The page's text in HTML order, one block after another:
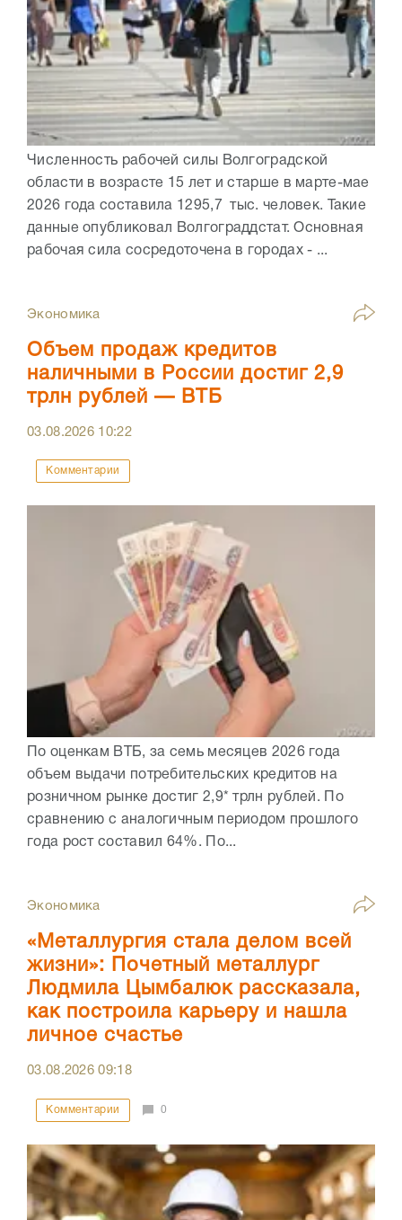
Численность рабочей силы Волгоградской
области в возрасте 15 лет и старше в марте-мае
2026 года составила 1295,7 тыс. человек. Такие
данные опубликовал Волгограддстат. Основная
рабочая сила сосредоточена в городах - ...
Экономика
Объем продаж кредитов
наличными в России достиг 2,9
трлн рублей — ВТБ
03.08.2026 10:22
Комментарии
По оценкам ВТБ, за семь месяцев 2026 года
объем выдачи потребительских кредитов на
розничном рынке достиг 2,9* трлн рублей. По
сравнению с аналогичным периодом прошлого
года рост составил 64%. По...
Экономика
«Металлургия стала делом всей
жизни»: Почетный металлург
Людмила Цымбалюк рассказала,
как построила карьеру и нашла
личное счастье
03.08.202609:18
Комментарии 0